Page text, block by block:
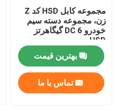
مجموعه کابل HSD کد Z
زن، مجموعه دسته سیم
خودرو DC 6 گیگاهرتز
HSD
بهترین قیمت
تماس با ما